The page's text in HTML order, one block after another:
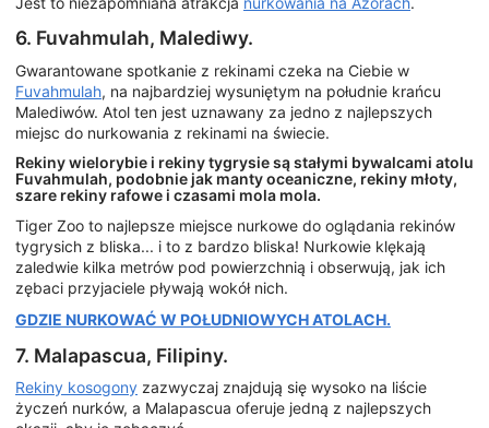
6. Fuvahmulah, Malediwy.
Gwarantowane spotkanie z rekinami czeka na Ciebie w
Fuvahmulah, na najbardziej wysuniętym na południe krańcu
Malediwów. Atol ten jest uznawany za jedno z najlepszych
miejsc do nurkowania z rekinami na świecie.
Rekiny wielorybie i rekiny tygrysie są stałymi bywalcami atolu
Fuvahmulah, podobnie jak manty oceaniczne, rekiny młoty,
szare rekiny rafowe i czasami mola mola.
Tiger Zoo to najlepsze miejsce nurkowe do oglądania rekinów
tygrysich z bliska... i to z bardzo bliska! Nurkowie klękają
zaledwie kilka metrów pod powierzchnią i obserwują, jak ich
zębaci przyjaciele pływają wokół nich.
GDZIE NURKOWAĆ W POŁUDNIOWYCH ATOLACH.
7. Malapascua, Filipiny.
Rekiny kosogony zazwyczaj znajdują się wysoko na liście
życzeń nurków, a Malapascua oferuje jedną z najlepszych